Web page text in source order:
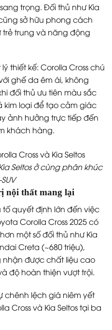
trọng. Đối thủ như Kia
sở hữu phong cách
trẻ trung và năng động
thiết kế: Corolla Cross chú
ghế da êm ái, không
đối thủ ưu tiên màu sắc
kim loại để tạo cảm giác
ảnh hưởng trực tiếp đến
khách hàng.
Seltos ở cùng phân khúc
nội thất mang lại
tố quyết định lớn đến việc
Corolla Cross 2025 có
một số đối thủ như Kia
Creta (~680 triệu),
nhận được chất liệu cao
độ hoàn thiện vượt trội.
chênh lệch giá niêm yết
Cross và Kia Seltos tại ba